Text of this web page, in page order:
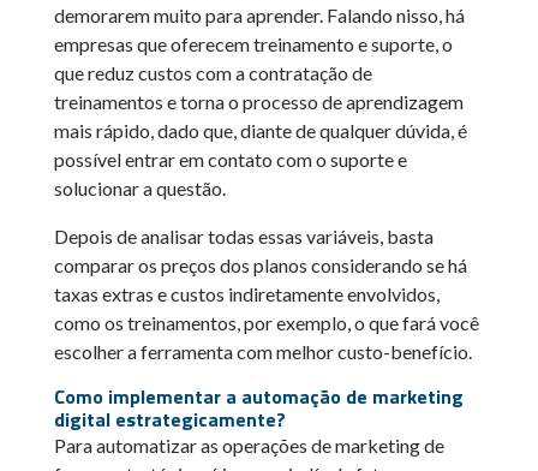
demorarem muito para aprender. Falando nisso, há
empresas que oferecem treinamento e suporte, o
que reduz custos com a contratação de
treinamentos e torna o processo de aprendizagem
mais rápido, dado que, diante de qualquer dúvida, é
possível entrar em contato com o suporte e
solucionar a questão.
Depois de analisar todas essas variáveis, basta
comparar os preços dos planos considerando se há
taxas extras e custos indiretamente envolvidos,
como os treinamentos, por exemplo, o que fará você
escolher a ferramenta com melhor custo-benefício.
Como implementar a automação de marketing
digital estrategicamente?
Para automatizar as operações de marketing de